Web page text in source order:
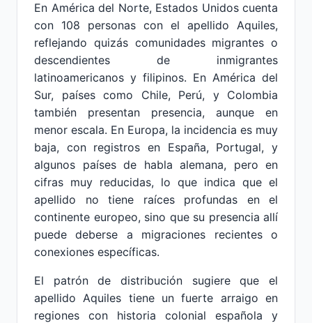
En América del Norte, Estados Unidos cuenta
con 108 personas con el apellido Aquiles,
reflejando quizás comunidades migrantes o
descendientes de inmigrantes
latinoamericanos y filipinos. En América del
Sur, países como Chile, Perú, y Colombia
también presentan presencia, aunque en
menor escala. En Europa, la incidencia es muy
baja, con registros en España, Portugal, y
algunos países de habla alemana, pero en
cifras muy reducidas, lo que indica que el
apellido no tiene raíces profundas en el
continente europeo, sino que su presencia allí
puede deberse a migraciones recientes o
conexiones específicas.
El patrón de distribución sugiere que el
apellido Aquiles tiene un fuerte arraigo en
regiones con historia colonial española y